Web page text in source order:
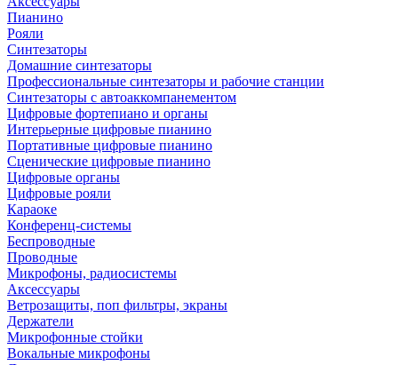
Пианино
Рояли
Синтезаторы
Домашние синтезаторы
Профессиональные синтезаторы и рабочие станции
Синтезаторы с автоаккомпанементом
Цифровые фортепиано и органы
Интерьерные цифровые пианино
Портативные цифровые пианино
Сценические цифровые пианино
Цифровые органы
Цифровые рояли
Караоке
Конференц-системы
Беспроводные
Проводные
Микрофоны, радиосистемы
Аксессуары
Ветрозащиты, поп фильтры, экраны
Держатели
Микрофонные стойки
Вокальные микрофоны